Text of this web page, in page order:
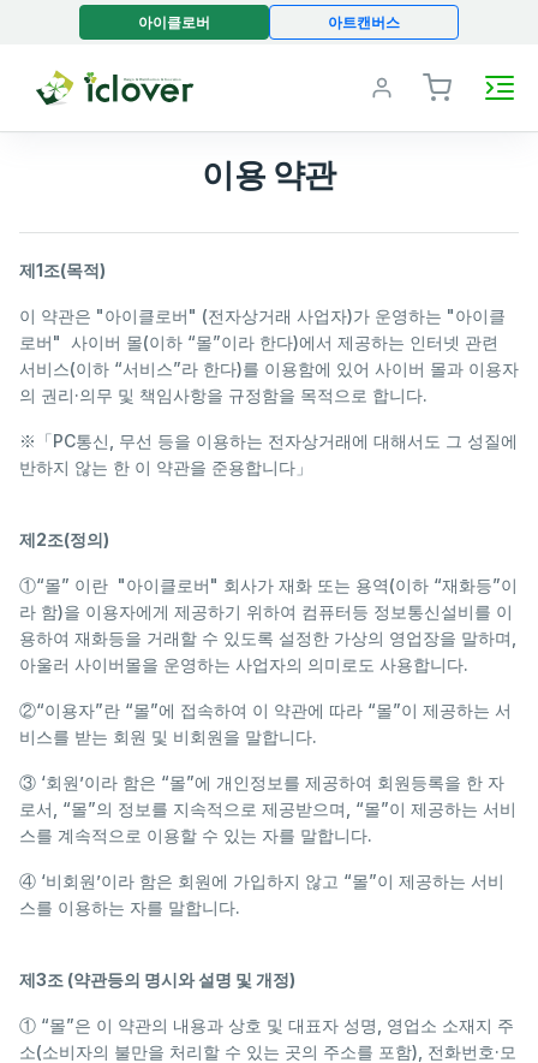
아이클로버 아트캔버스
이용 약관
제1조(목적)
이 약관은 "아이클로버" (전자상거래 사업자)가 운영하는 "아이클
로버" 사이버 몰(이하 “몰”이라 한다)에서 제공하는 인터넷 관련
서비스(이하 “서비스”라 한다)를 이용함에 있어 사이버 몰과 이용자
의 권리·의무 및 책임사항을 규정함을 목적으로 합니다.
※「PC통신, 무선 등을 이용하는 전자상거래에 대해서도 그 성질에
반하지 않는 한 이 약관을 준용합니다」
제2조(정의)
①“몰” 이란 "아이클로버" 회사가 재화 또는 용역(이하 “재화등”이
라 함)을 이용자에게 제공하기 위하여 컴퓨터등 정보통신설비를 이
용하여 재화등을 거래할 수 있도록 설정한 가상의 영업장을 말하며,
아울러 사이버몰을 운영하는 사업자의 의미로도 사용합니다.
②“이용자”란 “몰”에 접속하여 이 약관에 따라 “몰”이 제공하는 서
비스를 받는 회원 및 비회원을 말합니다.
③ ‘회원’이라 함은 “몰”에 개인정보를 제공하여 회원등록을 한 자
로서, “몰”의 정보를 지속적으로 제공받으며, “몰”이 제공하는 서비
스를 계속적으로 이용할 수 있는 자를 말합니다.
④ ‘비회원’이라 함은 회원에 가입하지 않고 “몰”이 제공하는 서비
스를 이용하는 자를 말합니다.
제3조 (약관등의 명시와 설명 및 개정)
① “몰”은 이 약관의 내용과 상호 및 대표자 성명, 영업소 소재지 주
소(소비자의 불만을 처리할 수 있는 곳의 주소를 포함), 전화번호·모